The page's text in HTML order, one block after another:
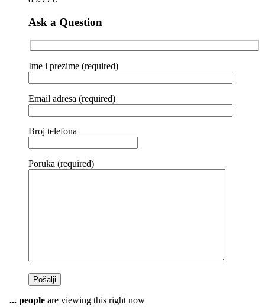
Ask a Question
Ime i prezime (required)
Email adresa (required)
Broj telefona
Poruka (required)
... people are viewing this right now